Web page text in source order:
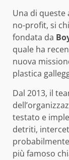
Una di queste
no-profit, si
fondata da
quale ha
nuova
plastica
Dal 2013, il
testato e
detriti,
più famoso